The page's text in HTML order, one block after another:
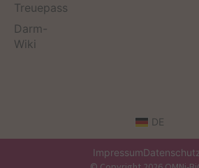
Treuepass
Darm-
Wiki
DE
ImpressumDatenschutz